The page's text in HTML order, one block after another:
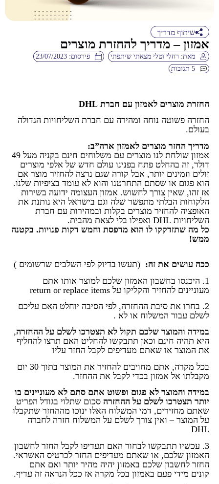
שיתוף מדריך
אמזון – מדריך להחזרת מוצרים
מאת: רחלי וטלי מצאתי שיתפתי פירסום: 23/07/2023
5 תגובות
החזרת מוצרים לאמזון עם חברת DHL
החזרה פשוטה נוחה ומהירה עם חברת השליחויות הגדולה
בעולם.
מדריך החזר מוצרים לאמזון ארה”ב:
אמזון שולחת לנו מוצרים עם משלוחים חינם בקניה מעל 49
דולר, זה בהחלט פתח בפנינו עולם חדש של אלפי מוצרים
זולים וזמינים יותר, אבל קורה שגם נרצה להחזיר מוצר אם
הוא פגום או שסתם התחרטנו והוא לא עומד בציפיות שלנו.
אז זהו, שאין צורך לחשוש. אמזון העצומה ידועה בשירות
הלקוחות הבלתי מתפשר שלה וגם בישראל היא נותנת את
האופציה להחזיר מוצרים בקלות ובמהירות עם חברת
השליחויות DHL ואפילו בלי לצאת מהבית.
כל מה שתזדקקו לו הוא מדפסת וחמש דקות פנויות. בקטנה
ממש!
ככה עושים את זה: (תעשו בדיוק לפי השלבים שרשומים )
1. היכנסו בחשבון האמזון שלכם למוצר אותו אתם
מעוניינים להחזיר והקליקו על return or replace items
2. בחרו את סיבת ההחזרה, לפי הסיבה יוחלט האם עליכם
לשלם עבור המשלוח או לא .
במידה והמוצר שלכם תקול לא תצטרכו לשלם על ההחזרה,
היא תהיה חינם וכאן תתבקשו להחליט האם תרצו להחליף
את המוצר או שאתם מעדיפים לקבל החזר עליו
בכל מקרה, אתם מחויבים להחזיר את המוצר בתוך 30 יום
מקבלתו אל אמזון בכדי לקבל את ההחזר.
במידה והמוצר לא פגום ופשוט אתם סתם לא מעוניינים בו
יותר תצטרכו לשלם על ההחזרה סכום שתלוי בגודל הפריט
שאתם מחזירים, דמי המשלוח האלו ינוכו מההחזר שתקבלו
על המוצר – ואין צורך לשלם על המשלוח חזרה לחברה
DHL
3. עכשיו תתבקשו לבחור האם תעדיפו לקבל החזר לחשבון
האמזון שלכם, או שאתם מעדיפים החזר לכרטיס האשראי.
החזר לחשבון שלכם באמזון יהיה מהיר יותר ואם אתם
קונים מידי פעם באמזון בכל מקרה אז ככל הנראה זה עדיף.